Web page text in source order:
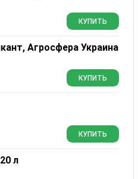
КУПИТЬ
Агросфера Украина
КУПИТЬ
КУПИТЬ
л